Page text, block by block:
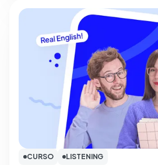
CURSO LISTENING